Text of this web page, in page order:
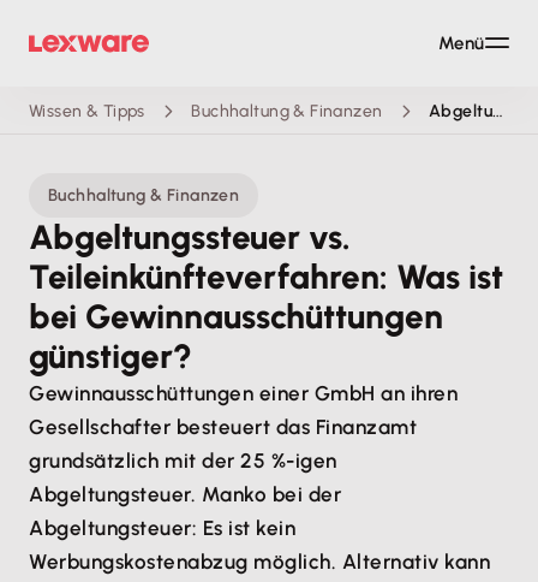
Wissen & Tipps Buchhaltung & Finanzen Abgeltungssteuer vs. Teileinkünfteverfahren: Was ist bei Gewinnausschüttungen günstiger?
Buchhaltung & Finanzen
Abgeltungssteuer vs.
Teileinkünfteverfahren: Was ist
bei Gewinnausschüttungen
günstiger?
Gewinnausschüttungen einer GmbH an ihren
Gesellschafter besteuert das Finanzamt
grundsätzlich mit der 25 %-igen
Abgeltungsteuer. Manko bei der
Abgeltungsteuer: Es ist kein
Werbungskostenabzug möglich. Alternativ kann
Menü